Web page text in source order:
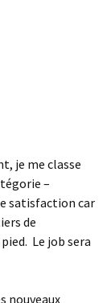
je me classe
–
satisfaction car
de
Le job sera
nouveaux